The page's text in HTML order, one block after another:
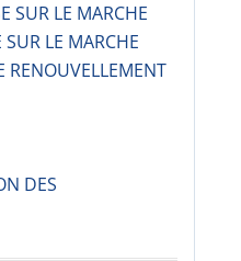
SUR LE MARCHE
LE MARCHE
RENOUVELLEMENT
DES